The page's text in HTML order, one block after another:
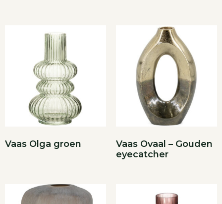
Vaas Olga groen
Vaas Ovaal – Gouden
eyecatcher